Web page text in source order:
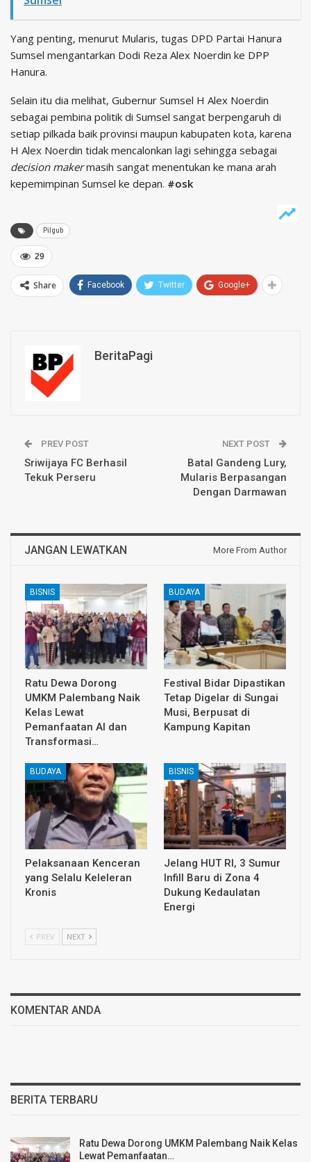
Yang penting, menurut Mularis, tugas DPD Partai Hanura
Sumsel mengantarkan Dodi Reza Alex Noerdin ke DPP
Hanura.
Selain itu dia melihat, Gubernur Sumsel H Alex Noerdin
sebagai pembina politik di Sumsel sangat berpengaruh di
setiap pilkada baik provinsi maupun kabupaten kota, karena
H Alex Noerdin tidak mencalonkan lagi sehingga sebagai
decision makermasih sangat menentukan ke mana arah
kepemimpinan Sumsel ke depan. #osk
Pilgub
29
Share Facebook Twitter Google+
BeritaPagi
PREV POST
Sriwijaya FC Berhasil
Tekuk Perseru
NEXT POST
Batal Gandeng Lury,
Mularis Berpasangan
Dengan Darmawan
JANGAN LEWATKAN More From Author
BISNIS
Ratu Dewa Dorong
UMKM Palembang Naik
Kelas Lewat
Pemanfaatan AI dan
Transformasi…
BUDAYA
Festival Bidar Dipastikan
Tetap Digelar di Sungai
Musi, Berpusat di
Kampung Kapitan
BUDAYA
Pelaksanaan Kenceran
yang Selalu Keleleran
Kronis
BISNIS
Jelang HUT RI, 3 Sumur
Infill Baru di Zona 4
Dukung Kedaulatan
Energi
PREV NEXT
KOMENTAR ANDA
BERITA TERBARU
Ratu Dewa Dorong UMKM Palembang Naik Kelas
Lewat Pemanfaatan…